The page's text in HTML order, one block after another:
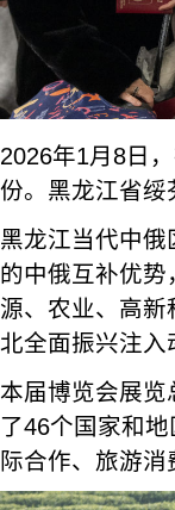
2026年1月8日
份。黑龙江省
黑龙江当代中
的中俄互补优势
源、农业、高
北全面振兴注入
本届博览会展览
了46个国家和
际合作、旅游消